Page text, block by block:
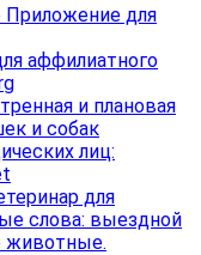
Приложение для
аффилиатного
и плановая
и собак
лиц:
для
слова: выездной
животные.